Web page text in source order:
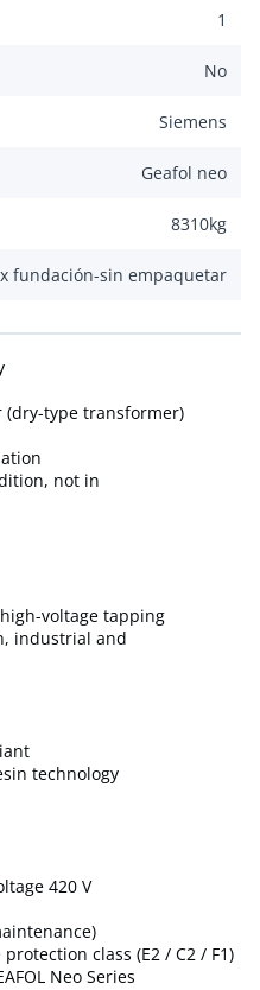
1
No
Siemens
Geafol neo
8310kg
fundación-sin empaquetar
(dry-type transformer)
not in
voltage tapping
industrial and
technology
420 V
class (E2 / C2 / F1)
Neo Series